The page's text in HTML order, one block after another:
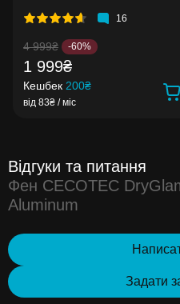
16
4 999₴ -60%
1 999₴
Кешбек 200₴
від 83₴ / міс
Відгуки та питання
Фен CECOTEC
Aluminum
Задати